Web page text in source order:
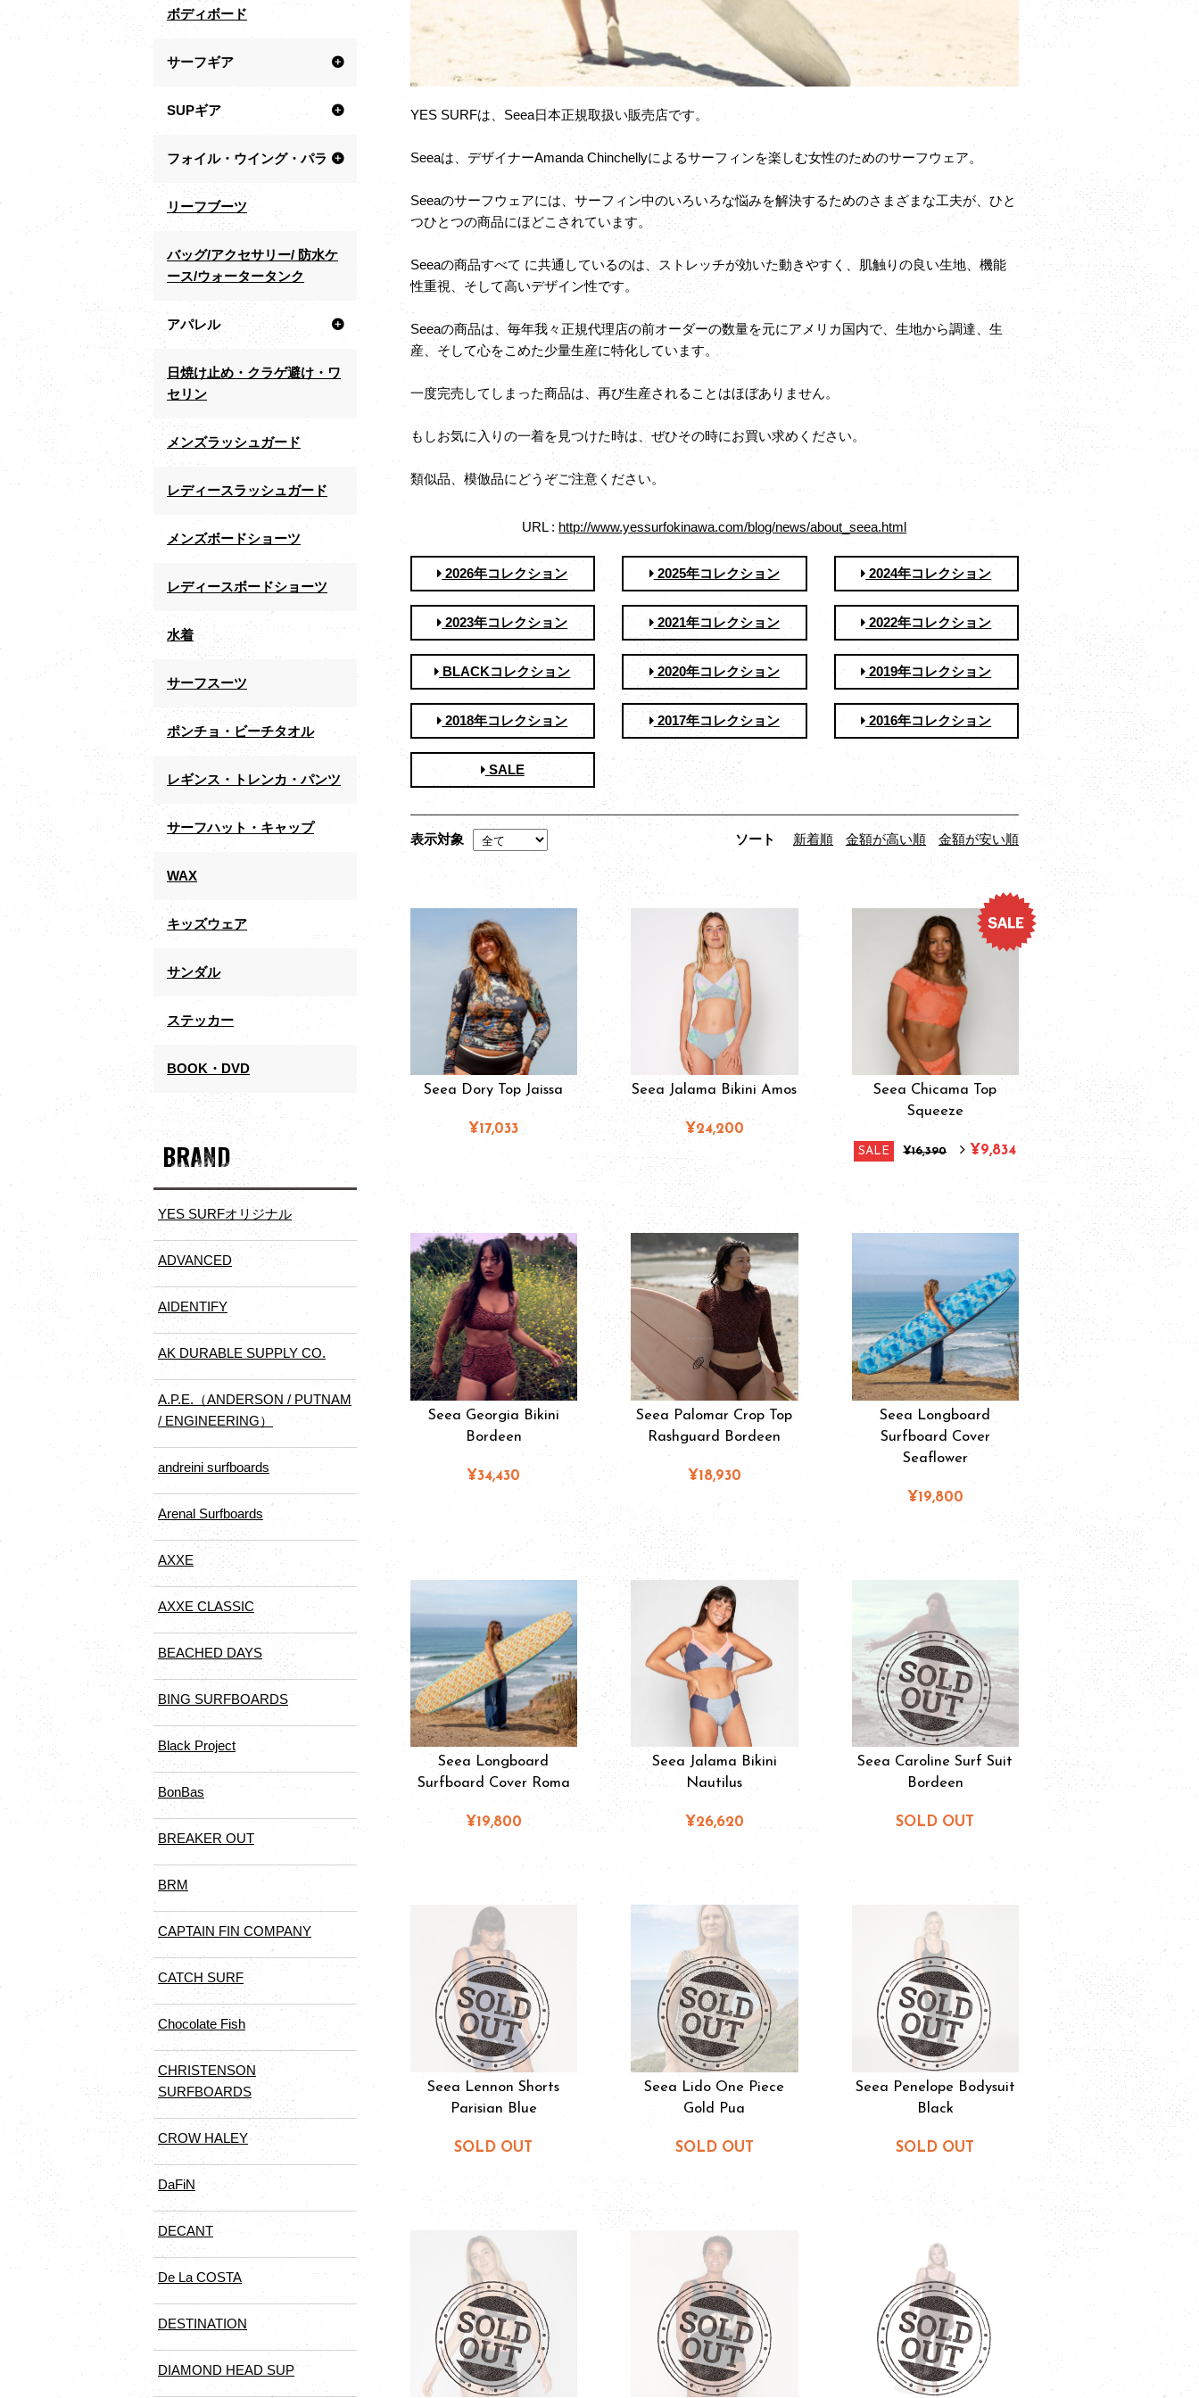
YES SURFは、Seea日本正規取扱い販売店です。
Seeaは、デザイナーAmanda Chinchellyによるサーフィンを楽しむ女性のためのサーフウェア。
Seeaのサーフウェアには、サーフィン中のいろいろな悩みを解決するためのさまざまな工夫が、ひと
つひとつの商品にほどこされています。
Seeaの商品すべて に共通しているのは、ストレッチが効いた動きやすく、肌触りの良い生地、機能
性重視、そして高いデザイン性です。
Seeaの商品は、毎年我々正規代理店の前オーダーの数量を元にアメリカ国内で、生地から調達、生
産、そして心をこめた少量生産に特化しています。
一度完売してしまった商品は、再び生産されることはほぼありません。
もしお気に入りの一着を見つけた時は、ぜひその時にお買い求めください。
類似品、模倣品にどうぞご注意ください。
URL : http://www.yessurfokinawa.com/blog/news/about_seea.html
2026年コレクション 2025年コレクション 2024年コレクション
2023年コレクション 2021年コレクション 2022年コレクション
BLACKコレクション 2020年コレクション 2019年コレクション
2018年コレクション 2017年コレクション 2016年コレクション
SALE
表示対象 ソート 新着順 金額が高い順 金額が安い順
Seea Dory Top Jaissa
¥17,033
Seea Jalama Bikini Amos
¥24,200
Seea Chicama Top
Squeeze
SALE ¥16,390 ¥9,834
Seea Georgia Bikini
Bordeen
¥34,430
Seea Palomar Crop Top
Rashguard Bordeen
¥18,930
Seea Longboard
Surfboard Cover
Seaflower
¥19,800
Seea Longboard
Surfboard Cover Roma
¥19,800
Seea Jalama Bikini
Nautilus
¥26,620
Seea Caroline Surf Suit
Bordeen
SOLD OUT
Seea Lennon Shorts
Parisian Blue
SOLD OUT
Seea Lido One Piece
Gold Pua
SOLD OUT
Seea Penelope Bodysuit
Black
SOLD OUT
ボディボード
サーフギア
SUPギア
フォイル・ウイング・パラ
リーフブーツ
バッグ/アクセサリー/ 防水ケ
ース/ウォータータンク
アパレル
日焼け止め・クラゲ避け・ワ
セリン
メンズラッシュガード
レディースラッシュガード
メンズボードショーツ
レディースボードショーツ
水着
サーフスーツ
ポンチョ・ビーチタオル
レギンス・トレンカ・パンツ
サーフハット・キャップ
WAX
キッズウェア
サンダル
ステッカー
BOOK・DVD
BRAND
YES SURFオリジナル
ADVANCED
AIDENTIFY
AK DURABLE SUPPLY CO.
A.P.E.（ANDERSON / PUTNAM
/ ENGINEERING）
andreini surfboards
Arenal Surfboards
AXXE
AXXE CLASSIC
BEACHED DAYS
BING SURFBOARDS
Black Project
BonBas
BREAKER OUT
BRM
CAPTAIN FIN COMPANY
CATCH SURF
Chocolate Fish
CHRISTENSON
SURFBOARDS
CROW HALEY
DaFiN
DECANT
De La COSTA
DESTINATION
DIAMOND HEAD SUP